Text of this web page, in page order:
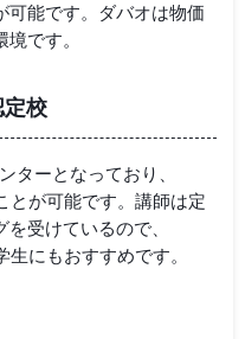
可能です。ダバオは物価
です。
校
ターとなっており、
とが可能です。講師は定
受けているので、
にもおすすめです。